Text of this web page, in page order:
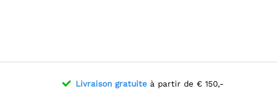
Livraison gratuiteà partir de € 150,-